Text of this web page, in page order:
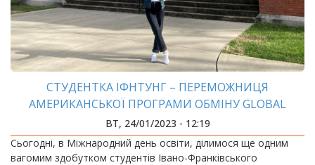
СТУДЕНТКА ІФНТУНГ – ПЕРЕМОЖНИЦЯ
АМЕРИКАНСЬКОЇ ПРОГРАМИ ОБМІНУ GLOBAL
UGRAD
ВТ, 24/01/2023 - 12:19
Сьогодні, в Міжнародний день освіти, ділимося ще одним
вагомим здобутком студентів Івано-Франківського